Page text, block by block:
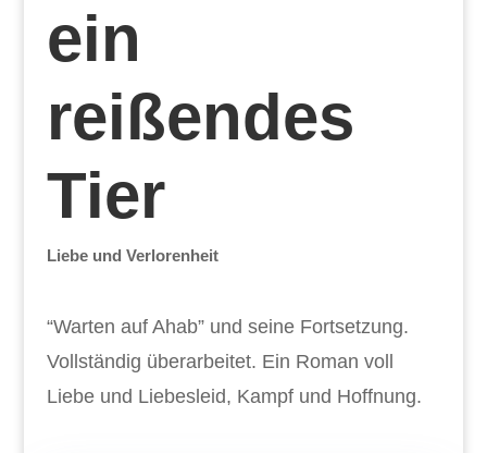
ein
reißendes
Tier
Liebe und Verlorenheit
“Warten auf Ahab” und seine Fortsetzung.
Vollständig überarbeitet. Ein Roman voll
Liebe und Liebesleid, Kampf und Hoffnung.